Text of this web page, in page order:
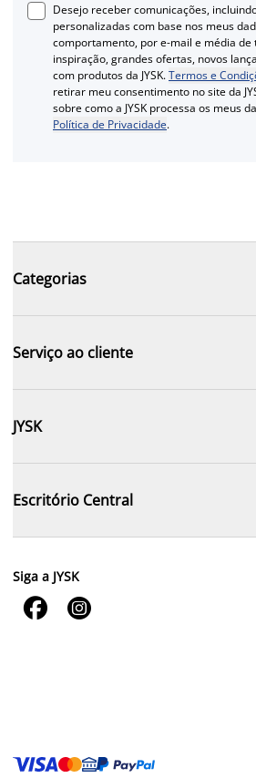
Desejo receber comunicações,
personalizadas com base nos meus
comportamento, por e-mail e média de
inspiração, grandes ofertas, novos
com produtos da JYSK.Termos e
retirar meu consentimento no site da
sobre como a JYSK processa os meus
Política de Privacidade.
Categorias
Serviço ao cliente
JYSK
Escritório Central
Siga a JYSK
 